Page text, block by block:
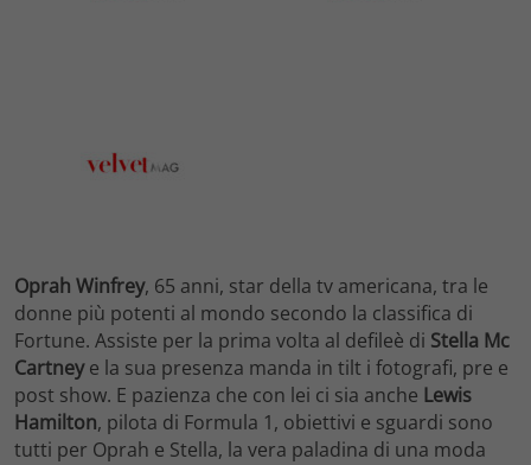
Oprah Winfrey, 65 anni, star della tv americana, tra le
donne più potenti al mondo secondo la classifica di
Fortune. Assiste per la prima volta al defileè di Stella Mc
Cartneye la sua presenza manda in tilt i fotografi, pre e
post show. E pazienza che con lei ci sia anche Lewis
Hamilton, pilota di Formula 1, obiettivi e sguardi sono
tutti per Oprah e Stella, la vera paladina di una moda